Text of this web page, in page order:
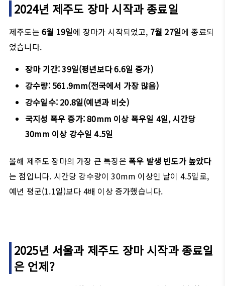
2024년 제주도 장마 시작과 종료일
제주도는 6월 19일에 장마가 시작되었고, 7월 27일에 종료되
었습니다.
장마 기간: 39일(평년보다 6.6일 증가)
강수량: 561.9mm(전국에서 가장 많음)
강수일수: 20.8일(예년과 비슷)
국지성 폭우 증가: 80mm 이상 폭우일 4일, 시간당
30mm 이상 강수일 4.5일
올해 제주도 장마의 가장 큰 특징은 폭우 발생 빈도가 높았다
는 점입니다. 시간당 강수량이 30mm 이상인 날이 4.5일로,
예년 평균(1.1일)보다 4배 이상 증가했습니다.
2025년 서울과 제주도 장마 시작과 종료일
은 언제?